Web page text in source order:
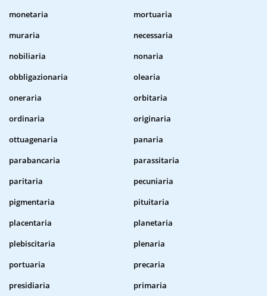
monetaria
mortuaria
muraria
necessaria
nobiliaria
nonaria
obbligazionaria
olearia
oneraria
orbitaria
ordinaria
originaria
ottuagenaria
panaria
parabancaria
parassitaria
paritaria
pecuniaria
pigmentaria
pituitaria
placentaria
planetaria
plebiscitaria
plenaria
portuaria
precaria
presidiaria
primaria